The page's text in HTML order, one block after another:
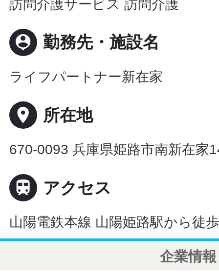
訪問介護サービス 訪問介護
person_pin 勤務先・施設名
ライフパートナー新在家
place 所在地
670-0093 兵庫県姫路市南新在家
 アクセス
山陽電鉄本線 山陽姫路駅から徒
企業情報